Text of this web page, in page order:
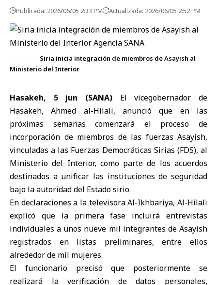
Publicada: 2026/06/05 2:33 PM Actualizada: 2026/06/05 2:52 PM
Siria inicia integración de miembros de Asayish al
Ministerio del Interior
Hasakeh, 5 jun (SANA) El vicegobernador de
Hasakeh, Ahmed al-Hilali, anunció que en las
próximas semanas comenzará el proceso de
incorporación de miembros de las fuerzas Asayish,
vinculadas a las Fuerzas Democráticas Sirias (FDS), al
Ministerio del Interior, como parte de los acuerdos
destinados a unificar las instituciones de seguridad
bajo la autoridad del Estado sirio.
En declaraciones a la televisora Al-Ikhbariya, Al-Hilali
explicó que la primera fase incluirá entrevistas
individuales a unos nueve mil integrantes de Asayish
registrados en listas preliminares, entre ellos
alrededor de mil mujeres.
El funcionario precisó que posteriormente se
realizará la verificación de datos personales,